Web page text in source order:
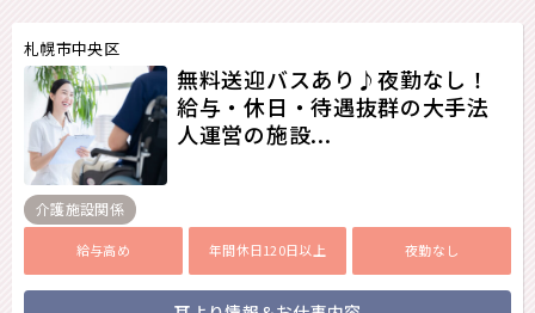
札幌市中央区
無料送迎バスあり♪夜勤なし！
給与・休日・待遇抜群の大手法
人運営の施設...
介護施設関係
給与高め 年間休日120日以上 夜勤なし